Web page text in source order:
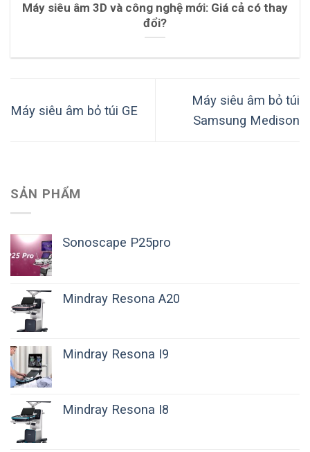
Máy siêu âm 3D và công nghệ mới: Giá cả có thay
đổi?
Máy siêu âm bỏ túi GE
Máy siêu âm bỏ túi
Samsung Medison
SẢN PHẨM
Sonoscape P25pro
Mindray Resona A20
Mindray Resona I9
Mindray Resona I8